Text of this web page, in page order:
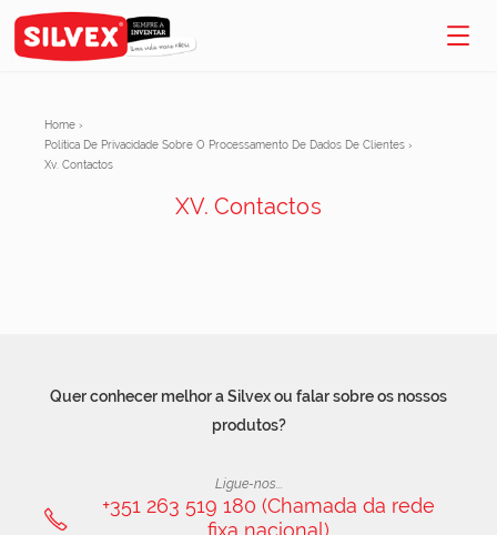
Home ›
Política De Privacidade Sobre O Processamento De Dados De Clientes ›
Xv. Contactos
XV. Contactos
Quer conhecer melhor a Silvex ou falar sobre os nossos
produtos?
Ligue-nos...
+351 263 519 180 (Chamada da rede
fixa nacional)